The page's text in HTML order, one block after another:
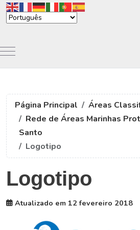
Mobile Menu Toggle
Página Principal
Áreas
Rede de Áreas Marinhas
Santo
Logotipo
Logotipo
Atualizado em 12 fevereiro 2018